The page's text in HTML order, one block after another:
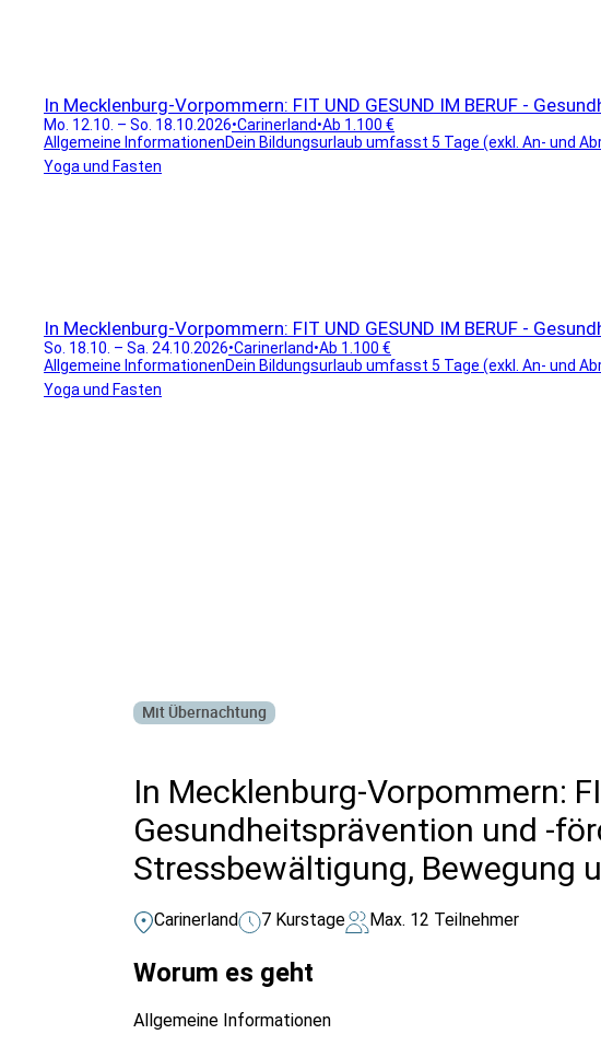
In Mecklenburg-Vorpommern: FIT UND GESUND IM BERUF -
Mo. 12.10. – So. 18.10.2026•Carinerland•Ab 1.100 €
Allgemeine InformationenDein Bildungsurlaub umfasst 5 Tage (exkl. An- und
Yoga und Fasten
In Mecklenburg-Vorpommern: FIT UND GESUND IM BERUF -
So. 18.10. – Sa. 24.10.2026•Carinerland•Ab 1.100 €
Allgemeine InformationenDein Bildungsurlaub umfasst 5 Tage (exkl. An- und
Yoga und Fasten
Mit Übernachtung
In Mecklenburg-Vorpommern:
Gesundheitsprävention und -
Stressbewältigung, Bewegung
Carinerland 7 Kurstage Max. 12 Teilnehmer
Worum es geht
Allgemeine Informationen